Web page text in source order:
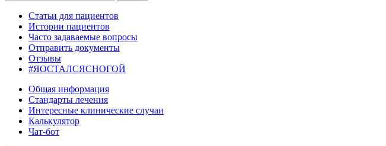
Статьи для пациентов
Истории пациентов
Часто задаваемые вопросы
Отправить документы
Отзывы
#ЯОСТАЛСЯСНОГОЙ
Общая информация
Стандарты лечения
Интересные клинические случаи
Калькулятор
Чат-бот